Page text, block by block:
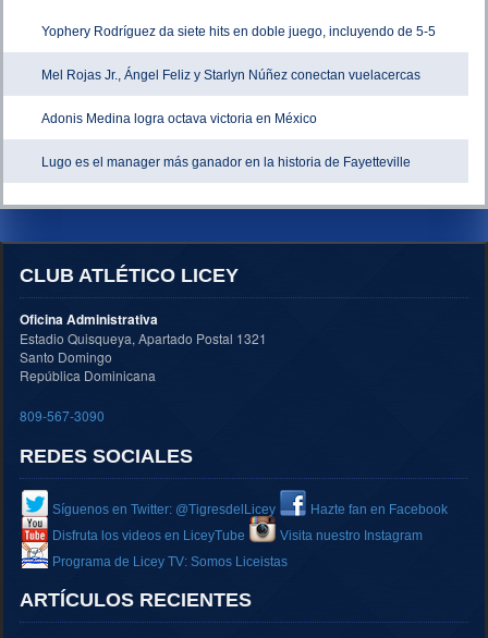
Yophery Rodríguez da siete hits en doble juego, incluyendo de 5-5
Mel Rojas Jr., Ángel Feliz y Starlyn Núñez conectan vuelacercas
Adonis Medina logra octava victoria en México
Lugo es el manager más ganador en la historia de Fayetteville
CLUB ATLÉTICO LICEY
Oficina Administrativa
Estadio Quisqueya, Apartado Postal 1321
Santo Domingo
República Dominicana
809-567-3090
REDES SOCIALES
Síguenos en Twitter: @TigresdelLicey
Hazte fan en Facebook
Disfruta los videos en LiceyTube
Visita nuestro Instagram
Programa de Licey TV: Somos Liceistas
ARTÍCULOS RECIENTES